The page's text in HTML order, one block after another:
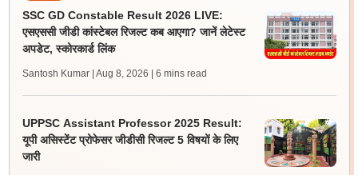
SSC GD Constable Result 2026 LIVE:
एसएससी जीडी कांस्टेबल रिजल्ट कब आएगा? जानें लेटेस्ट
अपडेट, स्कोरकार्ड लिंक
Santosh Kumar | Aug 8, 2026 | 6 mins read
UPPSC Assistant Professor 2025 Result:
यूपी असिस्टेंट प्रोफेसर जीडीसी रिजल्ट 5 विषयों के लिए
जारी